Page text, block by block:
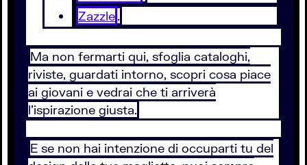
Zazzle.
Ma non fermarti qui, sfoglia cataloghi,
riviste, guardati intorno, scopri cosa piace
ai giovani e vedrai che ti arriverà
l'ispirazione giusta.
E se non hai intenzione di occuparti tu del